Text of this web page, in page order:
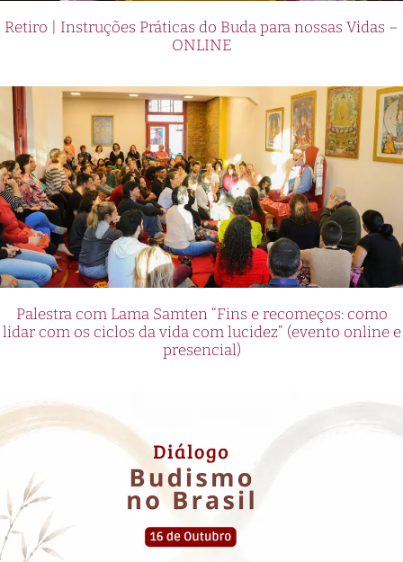
Retiro | Instruções Práticas do Buda para nossas Vidas –
ONLINE
Palestra com Lama Samten “Fins e recomeços: como
lidar com os ciclos da vida com lucidez” (evento online e
presencial)